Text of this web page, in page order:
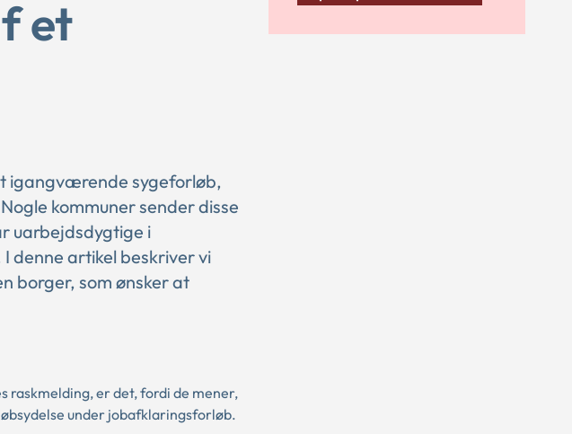
et
igangværende sygeforløb,
kommuner sender disse
uarbejdsdygtige i
denne artikel beskriver vi
borger, som ønsker at
raskmelding, er det, fordi de mener,
under jobafklaringsforløb.